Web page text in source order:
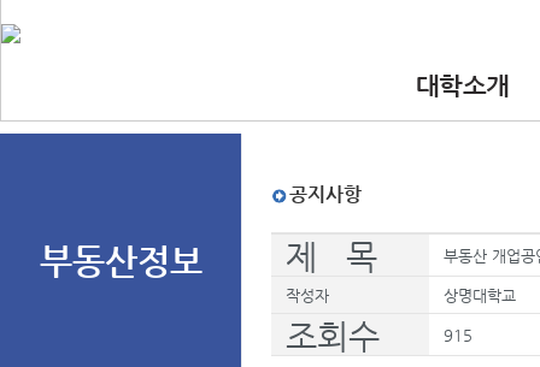
대학소개
•인사말
부동산정보
공지사항
제 목 부동산 개업공
작성자 상명대학교
조회수 915